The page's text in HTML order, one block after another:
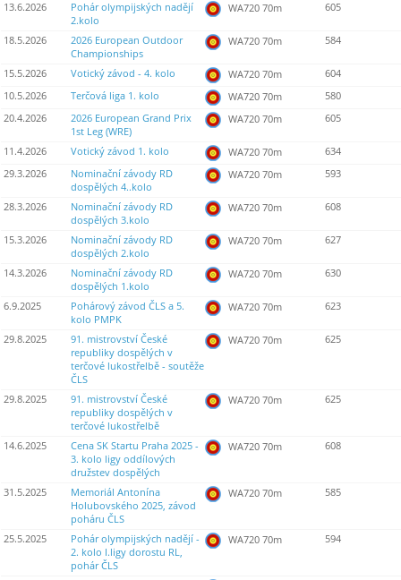
13.6.2026
Pohár olympijských nadějí
2.kolo
WA720 70m 605
18.5.2026
2026 European Outdoor
Championships
WA720 70m 584
15.5.2026 Votický závod - 4. kolo WA720 70m
604
10.5.2026
Terčová liga 1. kolo WA720 70m
580
20.4.2026
2026 European Grand Prix
1st Leg (WRE)
WA720 70m 605
11.4.2026 Votický závod 1. kolo WA720 70m
634
29.3.2026
Nominační závody RD
dospělých 4..kolo
WA720 70m 593
28.3.2026
Nominační závody RD
dospělých 3.kolo
WA720 70m 608
15.3.2026
Nominační závody RD
dospělých 2.kolo
WA720 70m 627
14.3.2026
Nominační závody RD
dospělých 1.kolo
WA720 70m 630
6.9.2025
Pohárový závod ČLS a 5.
kolo PMPK
WA720 70m 623
29.8.2025
91. mistrovství České
republiky dospělých v
terčové lukostřelbě - soutěže
ČLS
WA720 70m 625
29.8.2025
91. mistrovství České
republiky dospělých v
terčové lukostřelbě
WA720 70m 625
14.6.2025
Cena SK Startu Praha 2025 -
3. kolo ligy oddílových
družstev dospělých
WA720 70m 608
31.5.2025
Memoriál Antonína
Holubovského 2025, závod
poháru ČLS
WA720 70m 585
25.5.2025
Pohár olympijských nadějí -
2. kolo I.ligy dorostu RL,
pohár ČLS
WA720 70m 594